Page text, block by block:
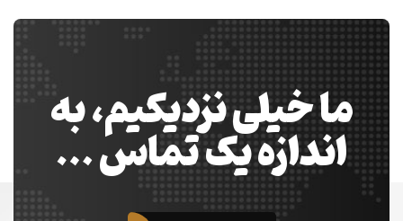
ما خیلی نزدیکیم، به
اندازه یک تماس …